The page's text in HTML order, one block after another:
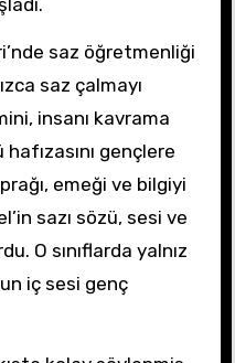
saz öğretmenliği
saz çalmayı
insanı kavrama
gençlere
emeği ve bilgiyi
sazı sözü, sesi ve
O sınıflarda yalnız
iç sesi genç